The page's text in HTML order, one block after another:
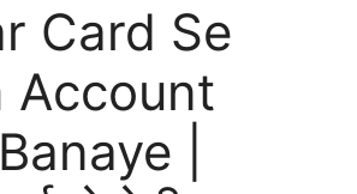
Card Se
Account
|